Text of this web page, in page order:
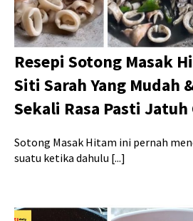
Resepi Sotong Masak
Siti Sarah Yang Mudah
Sekali Rasa Pasti
Sotong Masak Hitam ini pernah
suatu ketika dahulu [...]